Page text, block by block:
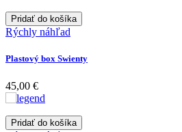
Pridať do košíka
Rýchly náhľad
Plastový box Swienty
45,00 €
Pridať do košíka